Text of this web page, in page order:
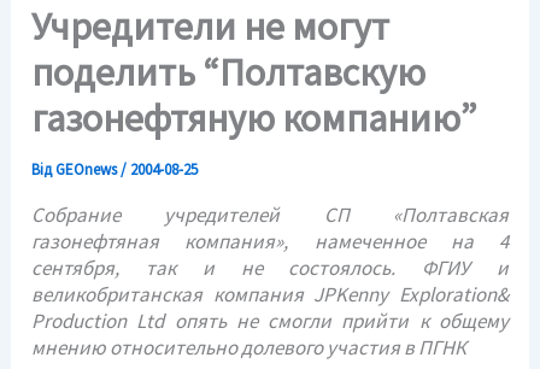
Учредители не могут
поделить “Полтавскую
газонефтяную компанию”
ВідGEOnews/ 2004-08-25
Собрание учредителей СП «Полтавская
газонефтяная компания», намеченное на 4
сентября, так и не состоялось. ФГИУ и
великобританская компания JPKenny Exploration&
Production Ltd опять не смогли прийти к общему
мнению относительно долевого участия в ПГНК